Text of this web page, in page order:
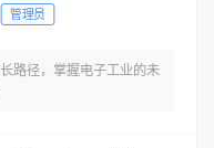
管理员
路径，掌握电子工业的未